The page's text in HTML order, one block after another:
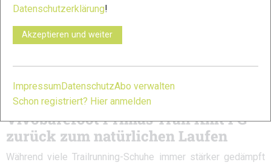
Vivobarefoot Primus Trail Knit FG –
zurück zum natürlichen Laufen
Während viele Trailrunning-Schuhe immer stärker gedämpft
Datenschutzerklärung!
Akzeptieren und weiter
Impressum DatenschutzAbo verwalten
Schon registriert? Hier anmelden